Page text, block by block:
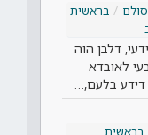
בראשית
דלבן הוה
לאובדא
בלעם,…
בראשית